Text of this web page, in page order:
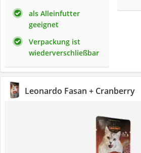
als Alleinfutter
geeignet
Verpackung ist
wiederverschließbar
Leonardo Fasan + Cranberry